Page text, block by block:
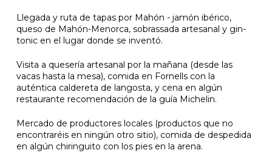
Llegada y ruta de tapas por Mahón - jamón ibérico,
queso de Mahón-Menorca, sobrassada artesanal y gin-
tonic en el lugar donde se inventó.
Visita a quesería artesanal por la mañana (desde las
vacas hasta la mesa), comida en Fornells con la
auténtica caldereta de langosta, y cena en algún
restaurante recomendación de la guía Michelin.
Mercado de productores locales (productos que no
encontraréis en ningún otro sitio), comida de despedida
en algún chiringuito con los pies en la arena.